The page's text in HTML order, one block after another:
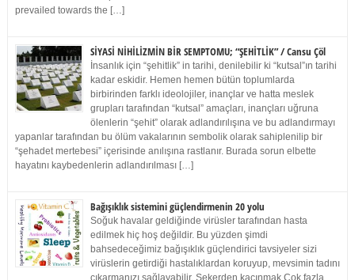
prevailed towards the […]
SİYASİ NİHİLİZMİN BİR SEMPTOMU; “ŞEHİTLİK” / Cansu Çöl
İnsanlık için “şehitlik” in tarihi, denilebilir ki “kutsal”ın tarihi
kadar eskidir. Hemen hemen bütün toplumlarda
birbirinden farklı ideolojiler, inançlar ve hatta meslek
grupları tarafından “kutsal” amaçları, inançları uğruna
ölenlerin “şehit” olarak adlandırılışına ve bu adlandırmayı
yapanlar tarafından bu ölüm vakalarının sembolik olarak sahiplenilip bir
“şehadet mertebesi” içerisinde anılışına rastlanır. Burada sorun elbette
hayatını kaybedenlerin adlandırılması […]
Bağışıklık sistemini güçlendirmenin 20 yolu
Soğuk havalar geldiğinde virüsler tarafından hasta
edilmek hiç hoş değildir. Bu yüzden şimdi
bahsedeceğimiz bağışıklık güçlendirici tavsiyeler sizi
virüslerin getirdiği hastalıklardan koruyup, mevsimin tadını
çıkarmanızı sağlayabilir. Şekerden kaçınmak Çok fazla